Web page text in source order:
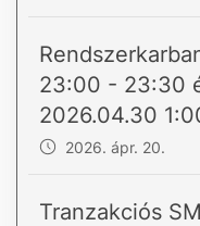
23:00 - 23:30
2026.04.30
2026. ápr. 20.
Tranzakciós